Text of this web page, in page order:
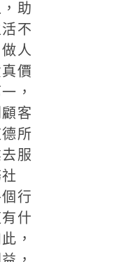
助
不
人
價
，
客
所
服
行
什
，